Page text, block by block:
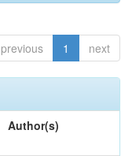
previous 1 next
Author(s)